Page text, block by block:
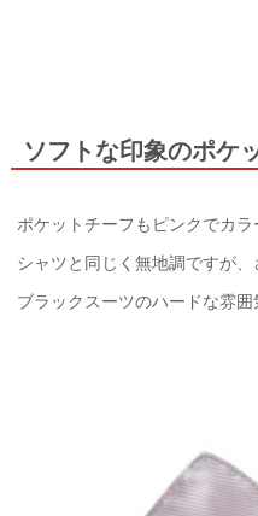
ソフトな印象のポケ
ポケットチーフもピンクでカラ
シャツと同じく無地調ですが、
ブラックスーツのハードな雰囲